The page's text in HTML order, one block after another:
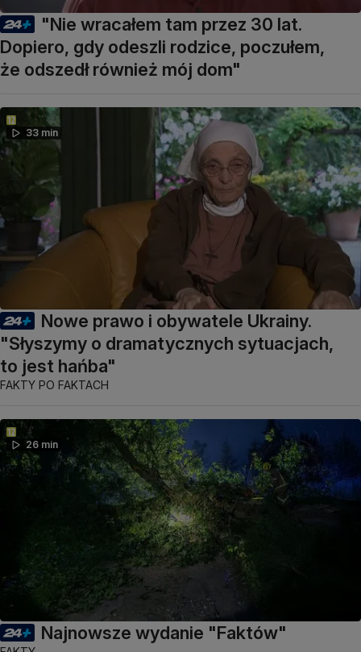
"Nie wracałem tam przez 30 lat.
Dopiero, gdy odeszli rodzice, poczułem,
że odszedł również mój dom"
33 min
Nowe prawo i obywatele Ukrainy.
"Słyszymy o dramatycznych sytuacjach,
to jest hańba"
FAKTY PO FAKTACH
26 min
Najnowsze wydanie "Faktów"